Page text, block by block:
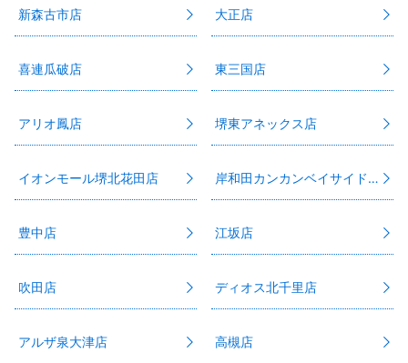
新森古市店 大正店
喜連瓜破店 東三国店
アリオ鳳店 堺東アネックス店
イオンモール堺北花田店 岸和田カンカンベイサイドモール店
豊中店 江坂店
吹田店 ディオス北千里店
アルザ泉大津店 高槻店